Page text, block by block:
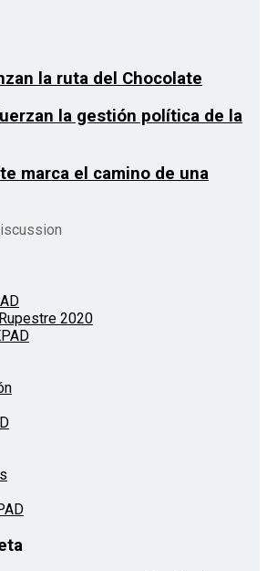
la ruta del Chocolate
la gestión política de la
marca el camino de una
2020